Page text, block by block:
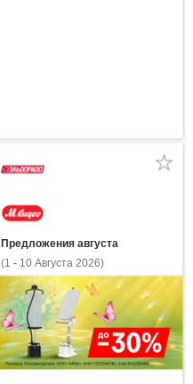
Предложения августа
(1 - 10 Августа 2026)